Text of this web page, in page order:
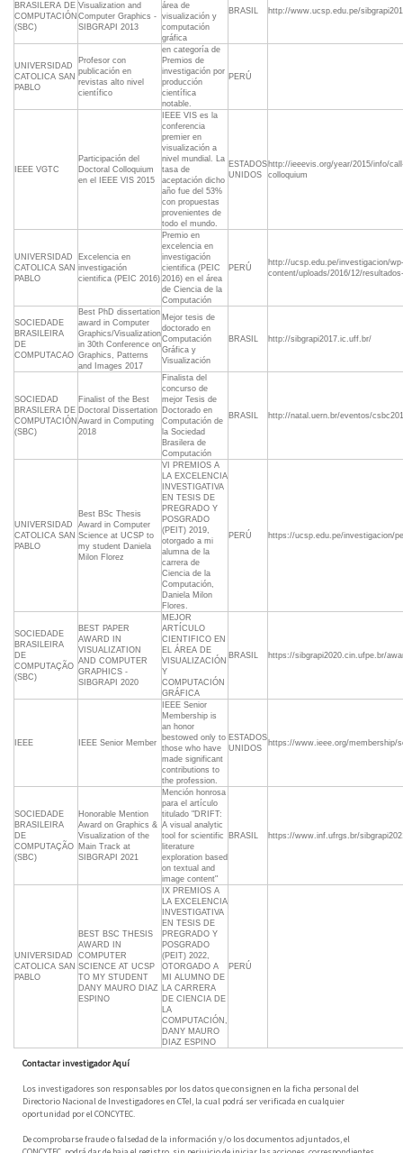
BRASILERA DE
COMPUTACIÓN
(SBC)
Visualization and
Computer Graphics -
SIBGRAPI 2013
área de
visualización y
computación
gráfica
BRASIL http://www.ucsp.edu.pe/
UNIVERSIDAD
CATOLICA SAN
PABLO
Profesor con
publicación en
revistas alto nivel
científico
en categoría de
Premios de
investigación por
producción
científica
notable.
PERÚ
IEEE VGTC
Participación del
Doctoral Colloquium
en el IEEE VIS 2015
IEEE VIS es la
conferencia
premier en
visualización a
nivel mundial. La
tasa de
aceptación dicho
año fue del 53%
con propuestas
provenientes de
todo el mundo.
ESTADOS
UNIDOS
http://ieeevis.org/year/2015/info/
colloquium
UNIVERSIDAD
CATOLICA SAN
PABLO
Excelencia en
investigación
cientifica (PEIC 2016)
Premio en
excelencia en
investigación
cientifica (PEIC
2016) en el área
de Ciencia de la
Computación
PERÚ
http://ucsp.edu.pe/investigacion/wp-
content/uploads/2016/12/
SOCIEDADE
BRASILEIRA
DE
COMPUTACAO
Best PhD dissertation
award in Computer
Graphics/Visualization
in 30th Conference on
Graphics, Patterns
and Images 2017
Mejor tesis de
doctorado en
Computación
Gráfica y
Visualización
BRASIL http://sibgrapi2017.ic.uff.br/
SOCIEDAD
BRASILERA DE
COMPUTACIÓN
(SBC)
Finalist of the Best
Doctoral Dissertation
Award in Computing
2018
Finalista del
concurso de
mejor Tesis de
Doctorado en
Computación de
la Sociedad
Brasilera de
Computación
BRASIL http://natal.uern.br/eventos/
UNIVERSIDAD
CATOLICA SAN
PABLO
Best BSc Thesis
Award in Computer
Science at UCSP to
my student Daniela
Milon Florez
VI PREMIOS A
LA EXCELENCIA
INVESTIGATIVA
EN TESIS DE
PREGRADO Y
POSGRADO
(PEIT) 2019,
otorgado a mi
alumna de la
carrera de
Ciencia de la
Computación,
Daniela Milon
Flores.
PERÚ https://ucsp.edu.pe/investigacion/
SOCIEDADE
BRASILEIRA
DE
COMPUTAÇÃO
(SBC)
BEST PAPER
AWARD IN
VISUALIZATION
AND COMPUTER
GRAPHICS -
SIBGRAPI 2020
MEJOR
ARTÍCULO
CIENTIFICO EN
EL ÁREA DE
VISUALIZACIÓN
Y
COMPUTACIÓN
GRÁFICA
BRASIL https://sibgrapi2020.cin.ufpe.br/
IEEE IEEE Senior Member
IEEE Senior
Membership is
an honor
bestowed only to
those who have
made significant
contributions to
the profession.
ESTADOS
UNIDOS
https://www.ieee.org/membership/
SOCIEDADE
BRASILEIRA
DE
COMPUTAÇÃO
(SBC)
Honorable Mention
Award on Graphics &
Visualization of the
Main Track at
SIBGRAPI 2021
Mención honrosa
para el artículo
titulado "DRIFT:
A visual analytic
tool for scientific
literature
exploration based
on textual and
image content"
BRASIL https://www.inf.ufrgs.br/
UNIVERSIDAD
CATOLICA SAN
PABLO
BEST BSC THESIS
AWARD IN
COMPUTER
SCIENCE AT UCSP
TO MY STUDENT
DANY MAURO DIAZ
ESPINO
IX PREMIOS A
LA EXCELENCIA
INVESTIGATIVA
EN TESIS DE
PREGRADO Y
POSGRADO
(PEIT) 2022,
OTORGADO A
MI ALUMNO DE
LA CARRERA
DE CIENCIA DE
LA
COMPUTACIÓN,
DANY MAURO
DIAZ ESPINO
PERÚ
Contactar investigador Aquí
Los investigadores son responsables por los datos que consignen en la ficha personal del
Directorio Nacional de Investigadores en CTeI, la cual podrá ser verificada en cualquier
oportunidad por el CONCYTEC.
De comprobarse fraude o falsedad de la información y/o los documentos adjuntados, el